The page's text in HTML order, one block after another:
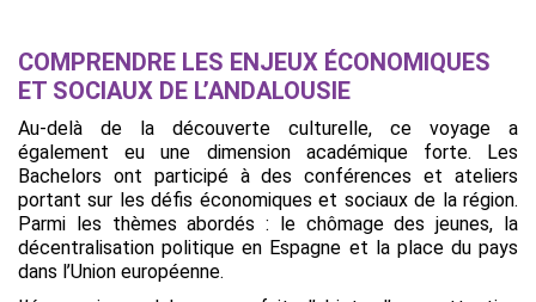
COMPRENDRE LES ENJEUX ÉCONOMIQUES
ET SOCIAUX DE L’ANDALOUSIE
Au-delà de la découverte culturelle, ce voyage a
également eu une dimension académique forte. Les
Bachelors ont participé à des conférences et ateliers
portant sur les défis économiques et sociaux de la région.
Parmi les thèmes abordés : le chômage des jeunes, la
décentralisation politique en Espagne et la place du pays
dans l’Union européenne.